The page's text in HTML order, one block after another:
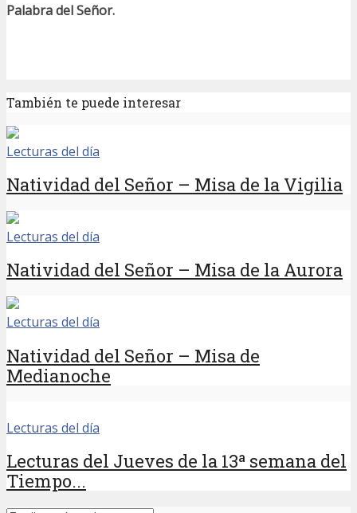
Palabra del Señor.
También te puede interesar
Lecturas del día
Natividad del Señor – Misa de la Vigilia
Lecturas del día
Natividad del Señor – Misa de la Aurora
Lecturas del día
Natividad del Señor – Misa de
Medianoche
Lecturas del día
Lecturas del Jueves de la 13ª semana del
Tiempo...